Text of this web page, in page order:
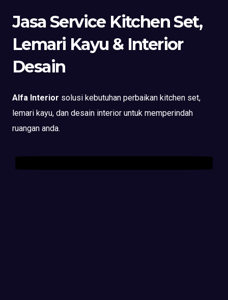
Jasa Service Kitchen Set,
Lemari Kayu & Interior
Desain
Alfa Interior solusi kebutuhan perbaikan kitchen set,
lemari kayu, dan desain interior untuk memperindah
ruangan anda.